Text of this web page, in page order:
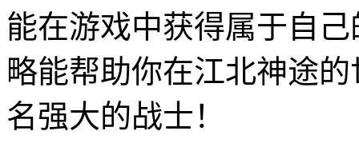
能在游戏中获得属于自
略能帮助你在江北神途
名强大的战士！